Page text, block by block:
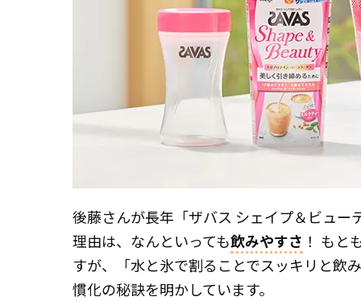
後藤さんが長年「ザバス シェイプ＆ビュー
理由は、なんといっても飲みやすさ ！ もと
すが、「水と氷で割ることでスッキリと飲
慣化の秘訣を明かしています。